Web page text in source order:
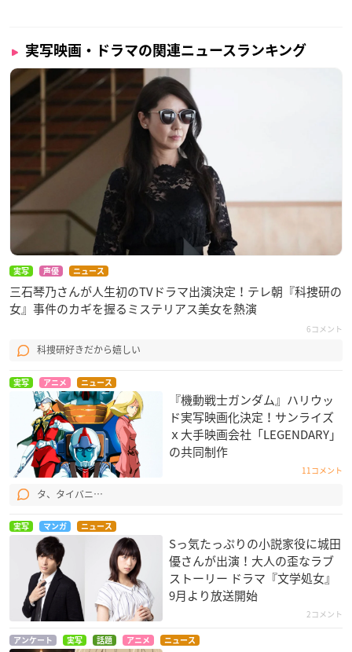
実写映画・ドラマの関連ニュースランキング
実写 声優 ニュース
三石琴乃さんが人生初のTVドラマ出演決定！テレ朝『科捜研の
女』事件のカギを握るミステリアス美女を熱演
6コメント
科捜研好きだから嬉しい
実写 アニメ ニュース
『機動戦士ガンダム』ハリウッ
ド実写映画化決定！サンライズ
ｘ大手映画会社​「LEGENDARY​​」
の共同制作
11コメント
タ、タイバニ…
実写 マンガ ニュース
Sっ気たっぷりの小説家役に城田
優さんが出演！大人の歪なラブ
ストーリー ドラマ『文学処女』
9月より放送開始
2コメント
アンケート 実写 話題 アニメ ニュース